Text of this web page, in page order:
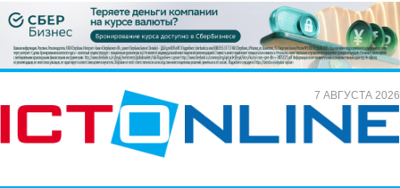
7 АВГУСТА 2026